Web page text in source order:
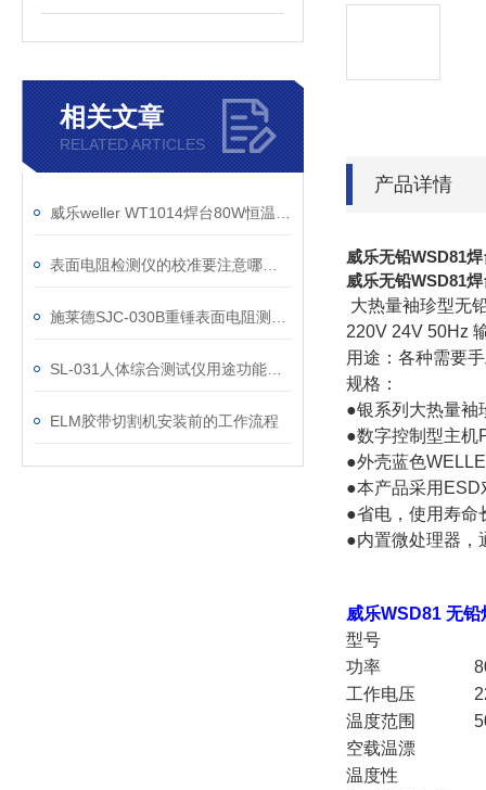
相关文章
RELATED ARTICLES
ELM胶带切割机安装前的工作流程
产品详情
威乐无铅WSD81
威乐无铅WSD81
大热量袖珍型无
220V 24V 50Hz
用途：各种需要
规格：
●银系列大热量袖
●数字控制型主机
●外壳蓝色
●本产品采用ESD
●省电，使用寿命
●内置微处理器，
威乐WSD81 无铅
型号
功率
工作电压
温度范围
空载温漂
温度性